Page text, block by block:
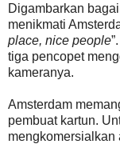
Digambarkan
menikmati
place, nice people
tiga pencopet
kameranya.
Amsterdam
pembuat kartun.
mengkomersialkan